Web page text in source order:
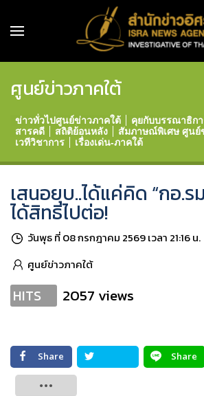
ศูนย์ข่าวภาคใต้
ข่าวทั่วไปศูนย์ข่าวภาคใต้ คุยกับบรรณาธิก
สารคดี
สถิติย้อนหลัง
สัมภาษณ์พิเศษ ศูนย์
เวทีวิชาการ
เรื่องเด่น-ภาคใต้
เสนอยุบ..ได้แค่คิด “กอ.ร
ได้สิทธิไปต่อ!
วันพุธ ที่ 08 กรกฎาคม 2569 เวลา 21:16 น.
ศูนย์ข่าวภาคใต้
HITS 2057 views
Share
Share